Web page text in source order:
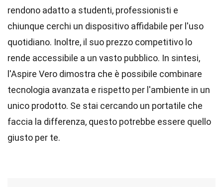
rendono adatto a studenti, professionisti e
chiunque cerchi un dispositivo affidabile per l'uso
quotidiano. Inoltre, il suo prezzo competitivo lo
rende accessibile a un vasto pubblico. In sintesi,
l'Aspire Vero dimostra che è possibile combinare
tecnologia avanzata e rispetto per l'ambiente in un
unico prodotto. Se stai cercando un portatile che
faccia la differenza, questo potrebbe essere quello
giusto per te.